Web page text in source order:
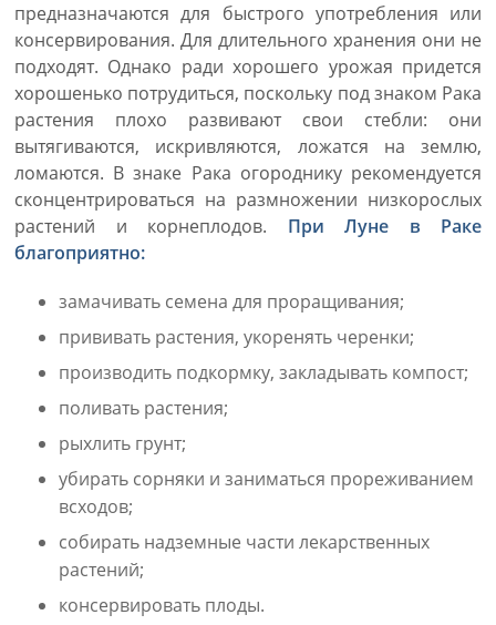
предназначаются для быстрого употребления или
консервирования. Для длительного хранения они не
подходят. Однако ради хорошего урожая придется
хорошенько потрудиться, поскольку под знаком Рака
растения плохо развивают свои стебли: они
вытягиваются, искривляются, ложатся на землю,
ломаются. В знаке Рака огороднику рекомендуется
сконцентрироваться на размножении низкорослых
растений и корнеплодов. При Луне в Раке
благоприятно:
замачивать семена для проращивания;
прививать растения, укоренять черенки;
производить подкормку, закладывать компост;
поливать растения;
рыхлить грунт;
убирать сорняки и заниматься прореживанием
всходов;
собирать надземные части лекарственных
растений;
консервировать плоды.